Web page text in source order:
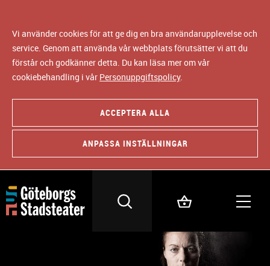
Vi använder cookies för att ge dig en bra användarupplevelse och
service. Genom att använda vår webbplats förutsätter vi att du
förstår och godkänner detta. Du kan läsa mer om vår
cookiebehandling i vår Personuppgiftspolicy.
ACCEPTERA ALLA
ANPASSA INSTÄLLNINGAR